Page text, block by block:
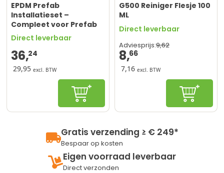
EPDM Prefab
Installatieset –
Compleet voor Prefab
Dakproducten –
Geschikt voor Europese
& Amerikaanse EPDM
dakbedekking
Direct leverbaar
36,24
29,95 excl. BTW
In winkelwagen
G500 Reiniger Flesje 100
ML
Direct leverbaar
Adviesprijs:9,62
8,66
7,16 excl. BTW
In
Gratis verzending ≥ € 249*
Bespaar op kosten
Eigen voorraad leverbaar
Direct verzonden